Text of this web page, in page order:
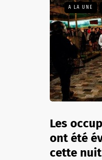
A LA UNE
Les
ont été
cette nuit